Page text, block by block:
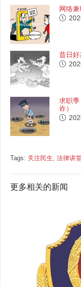
网络
昔日
求职季
诈）
Tags: 关注民生, 法律讲
更多相关的新闻